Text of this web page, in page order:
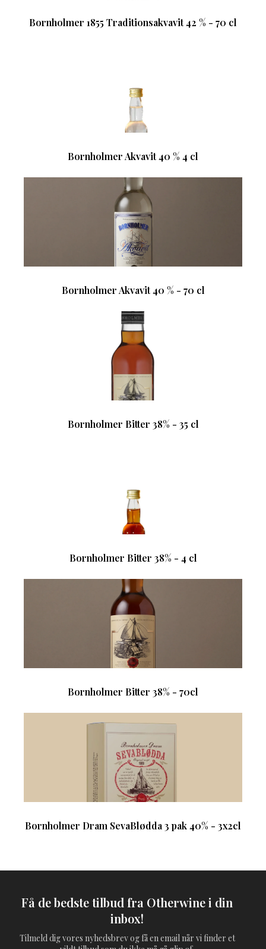
Bornholmer 1855 Traditionsakvavit 42 % - 70 cl
Bornholmer Akvavit 40 % 4 cl
Bornholmer Akvavit 40 % - 70 cl
Bornholmer Bitter 38% - 35 cl
Bornholmer Bitter 38% - 4 cl
Bornholmer Bitter 38% - 70cl
Bornholmer Dram SevaBlødda 3 pak 40% - 3x2cl
Få de bedste tilbud fra Otherwine i din
inbox!
Tilmeld dig vores nyhedsbrev og få en email når vi finder et